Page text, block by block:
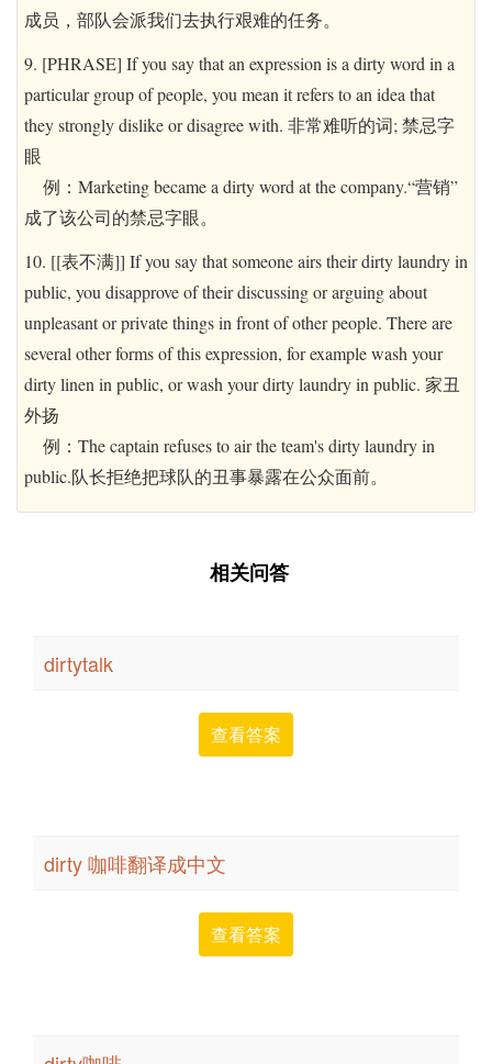
成员，部队会派我们去执行艰难的任务。
9. [PHRASE] If you say that an expression is a dirty word in a
particular group of people, you mean it refers to an idea that
they strongly dislike or disagree with. 非常难听的词; 禁忌字
眼
例：Marketing became a dirty word at the company.“营销”
成了该公司的禁忌字眼。
10. [[表不满]] If you say that someone airs their dirty laundry in
public, you disapprove of their discussing or arguing about
unpleasant or private things in front of other people. There are
several other forms of this expression, for example wash your
dirty linen in public, or wash your dirty laundry in public. 家丑
外扬
例：The captain refuses to air the team's dirty laundry in
public.队长拒绝把球队的丑事暴露在公众面前。
相关问答
dirtytalk
查看答案
dirty 咖啡翻译成中文
查看答案